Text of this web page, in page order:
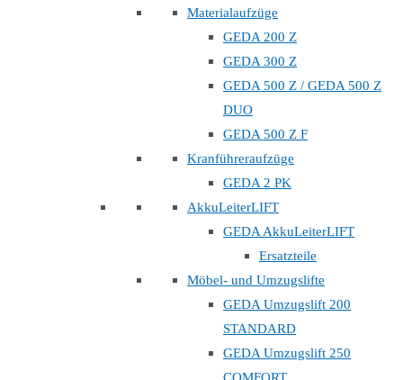
Materialaufzüge
GEDA 200 Z
GEDA 300 Z
GEDA 500 Z / GEDA 500 Z
DUO
GEDA 500 Z F
Kranführeraufzüge
GEDA 2 PK
AkkuLeiterLIFT
GEDA AkkuLeiterLIFT
Ersatzteile
Möbel- und Umzugslifte
GEDA Umzugslift 200
STANDARD
GEDA Umzugslift 250